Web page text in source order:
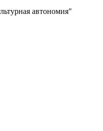
автономия"